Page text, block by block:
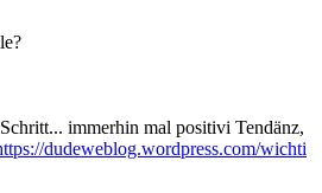
immerhin mal positivi Tendänz,
dudeweblog.wordpress.com/wichti